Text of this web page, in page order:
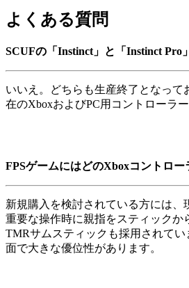
よくある質問
SCUFの「Instinct」と「Instinct Pro
いいえ。どちらも生産終了となっ
在のXboxおよびPC用コントローラー
FPSゲームにはどのXboxコントロー
新規購入を検討されている方には、
重要な操作時に親指をスティックか
TMRサムスティックも採用されてい
面で大きな優位性があります。